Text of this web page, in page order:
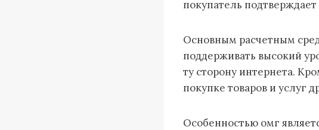
покупатель
Основным расчетным
поддерживать высокий
ту сторону интернета.
покупке товаров и услуг
Особенностью омг